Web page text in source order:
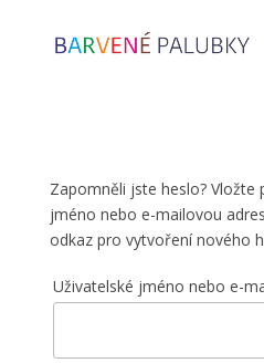
Zapomněli jste heslo? Vložte
jméno nebo e-mailovou
odkaz pro vytvoření nového
Uživatelské jméno nebo e-